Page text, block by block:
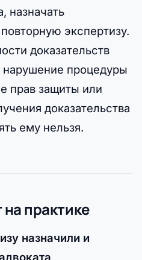
назначать
экспертизу.
доказательств
нарушение процедуры
прав защиты или
доказательства
ему нельзя.
на практике
назначили и